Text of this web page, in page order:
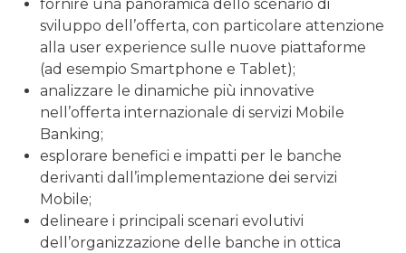
fornire una panoramica dello scenario di
sviluppo dell’offerta, con particolare attenzione
alla user experience sulle nuove piattaforme
(ad esempio Smartphone e Tablet);
analizzare le dinamiche più innovative
nell’offerta internazionale di servizi Mobile
Banking;
esplorare benefici e impatti per le banche
derivanti dall’implementazione dei servizi
Mobile;
delineare i principali scenari evolutivi
dell’organizzazione delle banche in ottica